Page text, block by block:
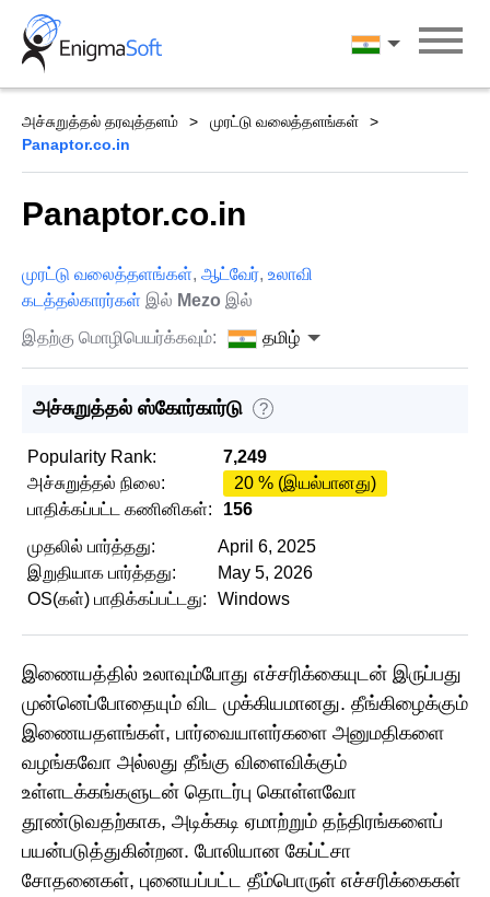
Skip
content
தமிழ்
அச்சுறுத்தல் தரவுத்தளம்
முரட்டு வலைத்தளங்கள்
Panaptor.co.in
Panaptor.co.in
முரட்டு வலைத்தளங்கள், ஆட்வேர், உலாவி
கடத்தல்காரர்கள் இல் Mezo இல்
இதற்கு மொழிபெயர்க்கவும்:
தமிழ்
அச்சுறுத்தல் ஸ்கோர்கார்டு ?
Popularity Rank:
7,249
அச்சுறுத்தல் நிலை:
20 % (இயல்பானது)
பாதிக்கப்பட்ட கணினிகள்:
156
முதலில் பார்த்தது:
April 6, 2025
இறுதியாக பார்த்தது:
May 5, 2026
OS(கள்) பாதிக்கப்பட்டது:
Windows
இணையத்தில் உலாவும்போது எச்சரிக்கையுடன் இருப்பது
முன்னெப்போதையும் விட முக்கியமானது. தீங்கிழைக்கும்
இணையதளங்கள், பார்வையாளர்களை அனுமதிகளை
வழங்கவோ அல்லது தீங்கு விளைவிக்கும்
உள்ளடக்கங்களுடன் தொடர்பு கொள்ளவோ
தூண்டுவதற்காக, அடிக்கடி ஏமாற்றும் தந்திரங்களைப்
பயன்படுத்துகின்றன. போலியான கேப்ட்சா
சோதனைகள், புனையப்பட்ட தீம்பொருள் எச்சரிக்கைகள்